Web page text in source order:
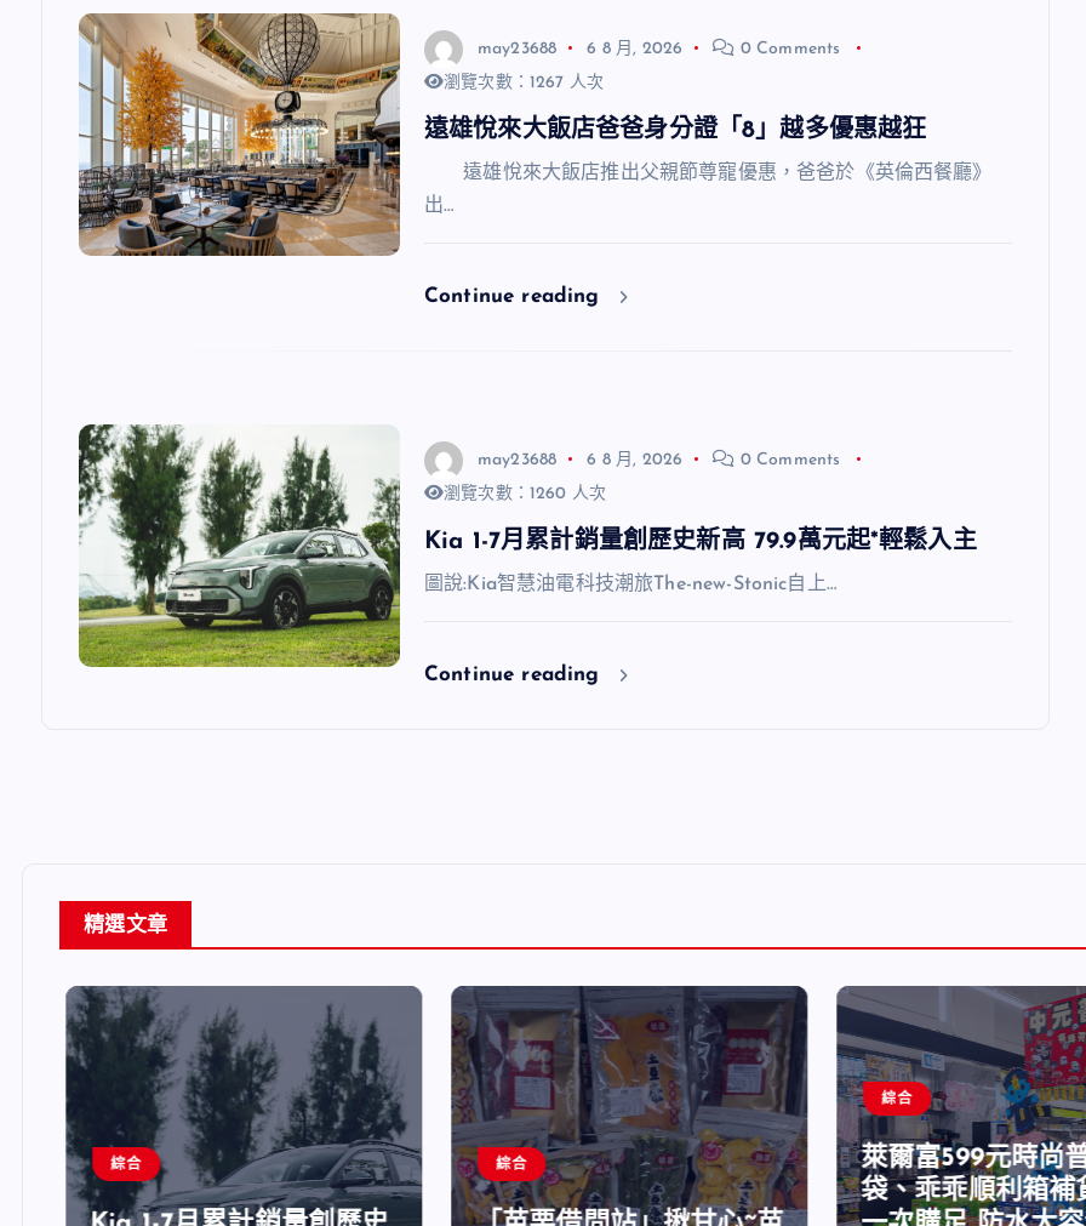
may23688 6 8 月, 2026
0 Comments
瀏覽次數：1267 人次
遠雄悅來大飯店爸爸身分證「8」越多優惠越狂
遠雄悅來大飯店推出父親節尊寵優惠，爸爸於《英倫西餐廳》
出…
Continue reading
may23688 6 8 月, 2026
0 Comments
瀏覽次數：1260 人次
Kia 1-7月累計銷量創歷史新高 79.9萬元起*輕鬆入主
圖說:Kia智慧油電科技潮旅The-new-Stonic自上…
Continue reading
精選文章
綜合 綜合
綜合
萊爾富599元時尚
袋、乖乖順利箱補